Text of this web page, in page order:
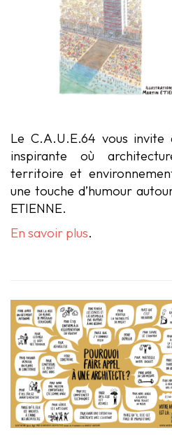
Le C.A.U.E.64 vous
inspirante où
territoire et
une touche d’humour
ETIENNE.
En savoir plus.